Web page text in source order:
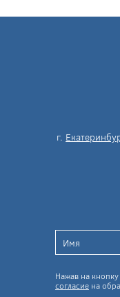
г.
Нажав на кнопку
согласиена